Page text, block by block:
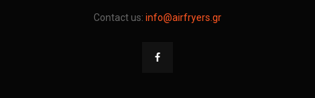
Contact us: info@airfryers.gr